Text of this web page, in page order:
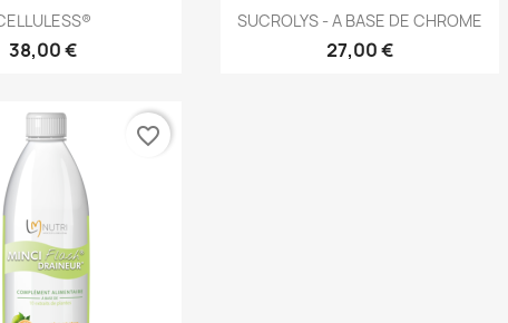
rapide
38,00 €
Aperçu rapide
SUCROLYS - A BASE DE CHROME
27,00 €
favorite_border